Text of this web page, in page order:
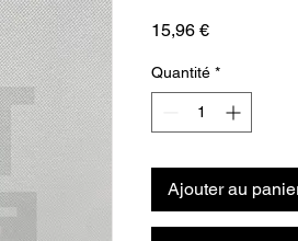
15,96 €Prix
Quantité *
Ajouter au